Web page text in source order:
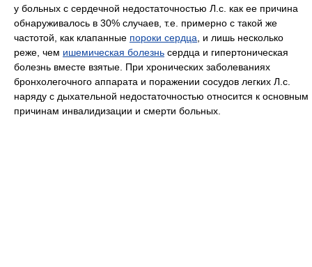
у больных с сердечной недостаточностью Л.с. как ее причина
обнаруживалось в 30% случаев, т.е. примерно с такой же
частотой, как клапанные пороки сердца , и лишь несколько
реже, чем ишемическая болезнь сердца и гипертоническая
болезнь вместе взятые. При хронических заболеваниях
бронхолегочного аппарата и поражении сосудов легких Л.с.
наряду с дыхательной недостаточностью относится к основным
причинам инвалидизации и смерти больных.